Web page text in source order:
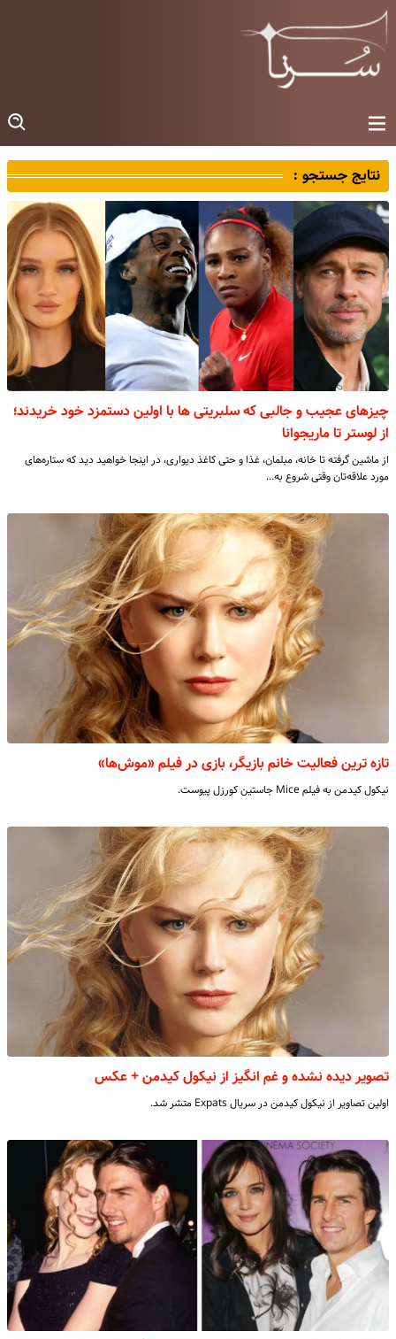
نتایج جستجو :
چیزهای عجیب و جالبی که سلبریتی ها با اولین دستمزد خود خریدند؛
از لوستر تا ماریجوانا
از ماشین‌ گرفته تا خانه‌، مبلمان، غذا و حتی کاغذ دیواری، در اینجا خواهید دید که ستاره‌های
مورد علاقه‌تان وقتی شروع به…
تازه ترین فعالیت خانم بازیگر، بازی در فیلم «موش‌ها»
نیکول کیدمن به فیلم Mice جاستین کورزل پیوست.
تصویر دیده نشده و غم انگیز از نیکول کیدمن + عکس
اولین تصاویر از نیکول کیدمن در سریال Expats متشر شد.